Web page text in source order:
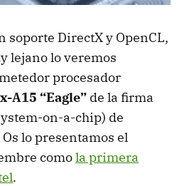
soporte DirectX y OpenCL,
lejano lo veremos
procesador
A15 “Eagle” de la firma
on-a-chip) de
lo presentamos el
comola primera
.